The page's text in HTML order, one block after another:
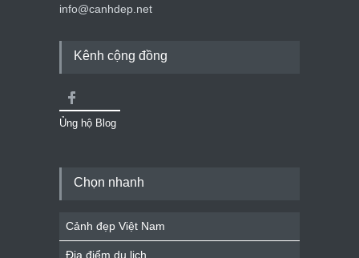
info@canhdep.net
Kênh cộng đồng
Ủng hộ Blog
Chọn nhanh
Cảnh đẹp Việt Nam
Địa điểm du lịch